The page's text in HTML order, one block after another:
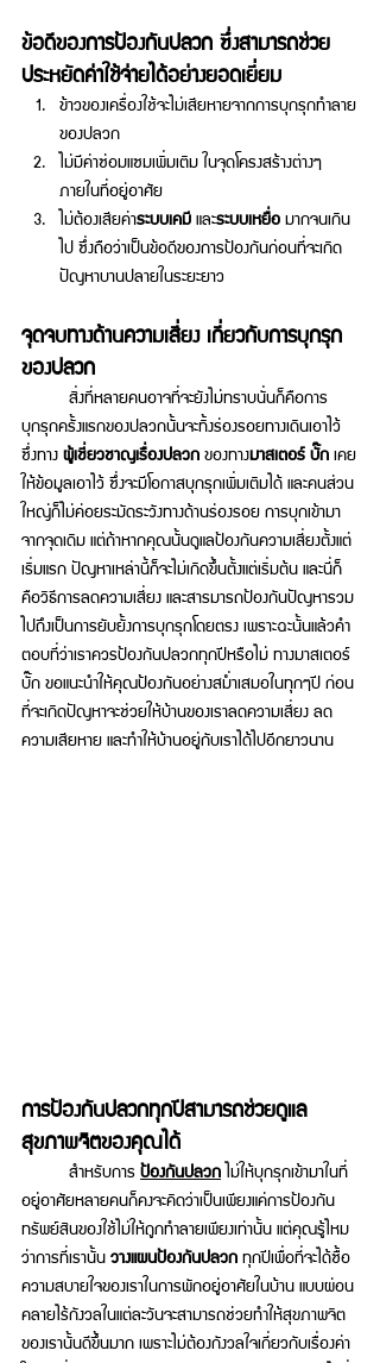
ข้อดีของการป้องกันปลวก ซึ่งสามารถช่วย
ประหยัดค่าใช้จ่ายได้อย่างยอดเยี่ยม
ข้าวของเครื่องใช้จะไม่เสียหายจากการบุกรุกทำลาย
ของปลวก
ไม่มีค่าซ่อมแซมเพิ่มเติม ในจุดโครงสร้างต่างๆ
ภายในที่อยู่อาศัย
ไม่ต้องเสียค่าระบบเคมี และระบบเหยื่อ มากจนเกิน
ไป ซึ่งถือว่าเป็นข้อดีของการป้องกันก่อนที่จะเกิด
ปัญหาบานปลายในระยะยาว
จุดจบทางด้านความเสี่ยง เกี่ยวกับการบุกรุก
ของปลวก
สิ่งที่หลายคนอาจที่จะยังไม่ทราบนั่นก็คือการ
บุกรุกครั้งแรกของปลวกนั้นจะทิ้งร่องรอยทางเดินเอาไว้
ซึ่งทาง ผู้เชี่ยวชาญเรื่องปลวก ของทางมาสเตอร์ บั๊ก เคย
ให้ข้อมูลเอาไว้ ซึ่งจะมีโอกาสบุกรุกเพิ่มเติมได้ และคนส่วน
ใหญ่ก็ไม่ค่อยระมัดระวังทางด้านร่องรอย การบุกเข้ามา
จากจุดเดิม แต่ถ้าหากคุณนั้นดูแลป้องกันความเสี่ยงตั้งแต่
เริ่มแรก ปัญหาเหล่านี้ก็จะไม่เกิดขึ้นตั้งแต่เริ่มต้น และนี่ก็
คือวิธีการลดความเสี่ยง และสารมารถป้องกันปัญหารวม
ไปถึงเป็นการยับยั้งการบุกรุกโดยตรง เพราะฉะนั้นแล้วคำ
ตอบที่ว่าเราควรป้องกันปลวกทุกปีหรือไม่ ทางมาสเตอร์
บั๊ก ขอแนะนำให้คุณป้องกันอย่างสม่ำเสมอในทุกๆปี ก่อน
ที่จะเกิดปัญหาจะช่วยให้บ้านของเราลดความเสี่ยง ลด
ความเสียหาย และทำให้บ้านอยู่กับเราได้ไปอีกยาวนาน
การป้องกันปลวกทุกปีสามารถช่วยดูแล
สุขภาพจิตของคุณได้
สำหรับการ ป้องกันปลวกไม่ให้บุกรุกเข้ามาในที่
อยู่อาศัยหลายคนก็คงจะคิดว่าเป็นเพียงแค่การป้องกัน
ทรัพย์สินของใช้ไม่ให้ถูกทำลายเพียงเท่านั้น แต่คุณรู้ไหม
ว่าการที่เรานั้น วางแผนป้องกันปลวก ทุกปีเพื่อที่จะได้ซื้อ
ความสบายใจของเราในการพักอยู่อาศัยในบ้าน แบบผ่อน
คลายไร้กังวลในแต่ละวันจะสามารถช่วยทำให้สุขภาพจิต
ของเรานั้นดีขึ้นมาก เพราะไม่ต้องกังวลใจเกี่ยวกับเรื่องค่า